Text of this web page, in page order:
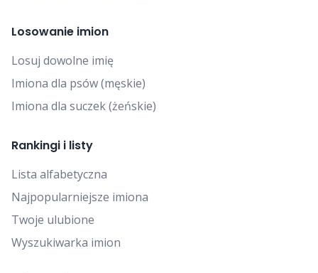
Losowanie imion
Losuj dowolne imię
Imiona dla psów (męskie)
Imiona dla suczek (żeńskie)
Rankingi i listy
Lista alfabetyczna
Najpopularniejsze imiona
Twoje ulubione
Wyszukiwarka imion